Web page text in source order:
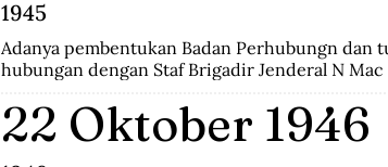
1945
Adanya pembentukan Badan Perhubungn dan
hubungan dengan Staf Brigadir Jenderal N
Bandung. Melalui badan ini, Inggris meminta
mengumpulkan seluruh persenjataan untuk
22 Oktober 1946